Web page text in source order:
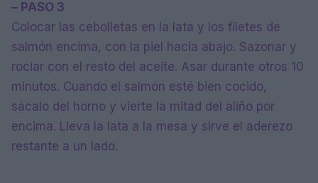
– PASO 3
Colocar las cebolletas en la lata y los filetes de
salmón encima, con la piel hacia abajo. Sazonar y
rociar con el resto del aceite. Asar durante otros 10
minutos. Cuando el salmón esté bien cocido,
sácalo del horno y vierte la mitad del aliño por
encima. Lleva la lata a la mesa y sirve el aderezo
restante a un lado.